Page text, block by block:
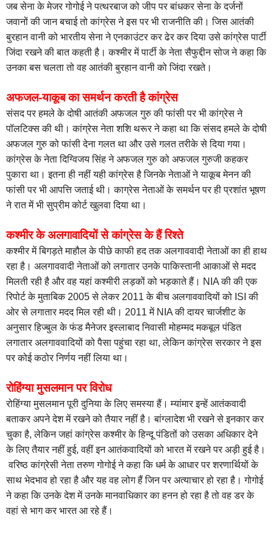
जब सेना के मेजर गोगोई ने पत्थरबाज को जीप पर बांधकर सेना के दर्जनों
जवानों की जान बचाई तो कांग्रेस ने इस पर भी राजनीति की। जिस आतंकी
बुरहान वानी को भारतीय सेना ने एनकाउंटर कर ढेर कर दिया उसे कांग्रेस पार्टी
जिंदा रखने की बात कहती है। कश्मीर में पार्टी के नेता सैफुद्दीन सोज ने कहा कि
उनका बस चलता तो वह आतंकी बुरहान वानी को जिंदा रखते।
अफजल-याकूब का समर्थन करती है कांग्रेस
संसद पर हमले के दोषी आतंकी अफजल गुरु की फांसी पर भी कांग्रेस ने
पॉलटिक्स की थी। कांग्रेस नेता शशि थरूर ने कहा था कि संसद हमले के दोषी
अफजल गुरु को फांसी देना गलत था और उसे गलत तरीके से दिया गया।
कांग्रेस के नेता दिग्विजय सिंह ने अफजल गुरु को अफजल गुरुजी कहकर
पुकारा था। इतना ही नहीं यही कांग्रेस है जिनके नेताओं ने याकूब मेनन की
फांसी पर भी आपत्ति जताई थी। काग्रेस नेताओं के समर्थन पर ही प्रशांत भूषण
ने रात में भी सुप्रीम कोर्ट खुलवा दिया था।
कश्मीर के अलगावादियों से कांग्रेस के हैं रिश्ते
कश्मीर में बिगड़ते माहौल के पीछे काफी हद तक अलगाववादी नेताओं का ही हाथ
रहा है। अलगाववादी नेताओं को लगातार उनके पाकिस्तानी आकाओं से मदद
मिलती रही है और वह यहां कश्मीरी लड़कों को भड़काते हैं। NIA की की एक
रिपोर्ट के मुताबिक 2005 से लेकर 2011 के बीच अलगाववादियों को ISI की
ओर से लगातार मदद मिल रही थी। 2011 में NIA की दायर चार्जशीट के
अनुसार हिज्बुल के फंड मैनेजर इस्लाबाद निवासी मोहम्मद मकबूल पंडित
लगातार अलगाववादियों को पैसा पहुंचा रहा था, लेकिन कांग्रेस सरकार ने इस
पर कोई कठोर निर्णय नहीं लिया था।
रोहिंग्या मुसलमान पर विरोध
रोहिंग्या मुसलमान पूरी दुनिया के लिए समस्या हैं। म्यांमार इन्हें आतंकवादी
बताकर अपने देश में रखने को तैयार नहीं है। बांग्लादेश भी रखने से इनकार कर
चुका है, लेकिन जहां कांग्रेस कश्मीर के हिन्दू पंडितों को उसका अधिकार देने
के लिए तैयार नहीं हुई, वहीं इन आतंकवादियों को भारत में रखने पर अड़ी हुई है।
वरिष्ठ कांग्रेसी नेता तरुण गोगोई ने कहा कि धर्म के आधार पर शरणार्थियों के
साथ भेदभाव हो रहा है और यह वह लोग हैं जिन पर अत्याचार हो रहा है। गोगोई
ने कहा कि उनके देश में उनके मानवाधिकार का हनन हो रहा है तो वह डर के
वहां से भाग कर भारत आ रहे हैं।